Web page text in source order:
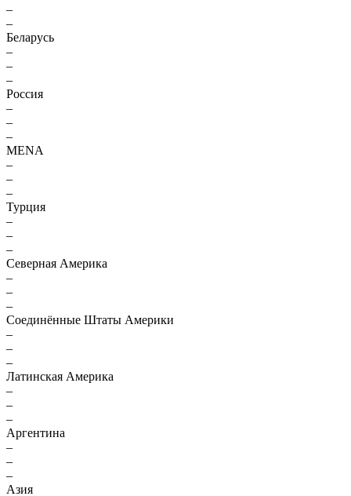
–
–
Беларусь
–
–
–
Россия
–
–
–
MENA
–
–
–
Турция
–
–
–
Северная Америка
–
–
–
Соединённые Штаты Америки
–
–
–
Латинская Америка
–
–
–
Аргентина
–
–
–
Азия